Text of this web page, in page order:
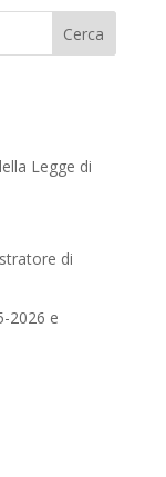
Legge di
di
2026 e